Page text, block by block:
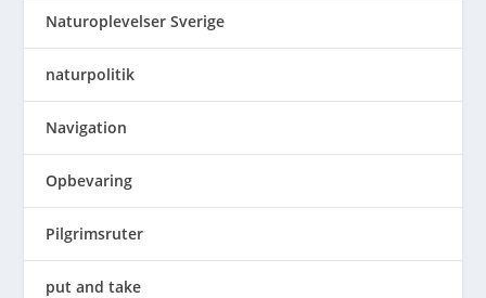
Naturoplevelser Sverige
naturpolitik
Navigation
Opbevaring
Pilgrimsruter
put and take